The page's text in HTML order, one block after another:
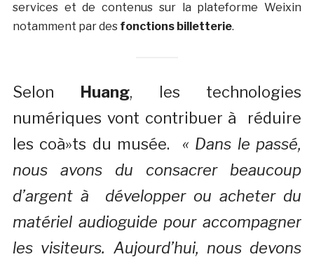
services et de contenus sur la plateforme Weixin
notamment par des fonctions billetterie.
Selon Huang, les technologies
numériques vont contribuer à réduire
les coà»ts du musée. « Dans le passé,
nous avons du consacrer beaucoup
d’argent à développer ou acheter du
matériel audioguide pour accompagner
les visiteurs. Aujourd’hui, nous devons